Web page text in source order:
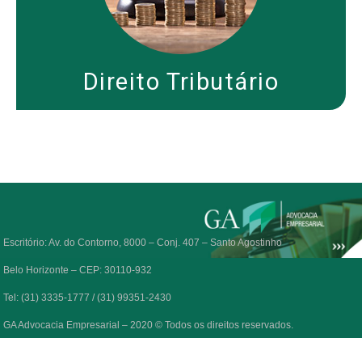
Direito Tributário
Escritório: Av. do Contorno, 8000 – Conj. 407 – Santo Agostinho
Belo Horizonte – CEP: 30110-932
Tel: (31) 3335-1777 / (31) 99351-2430
GA Advocacia Empresarial – 2020 © Todos os direitos reservados.